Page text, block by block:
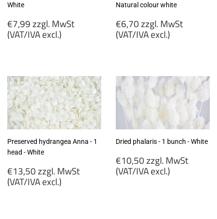
White
Regular
price
€7,99 zzgl. MwSt
(VAT/IVA excl.)
MwSt
(VAT/IVA
excl.)
Natural colour white
Regular
price
€6,70 zzgl. MwSt
(VAT/IVA excl.)
MwSt
(VAT/IVA
excl.)
Preserved hydrangea Anna - 1
head - White
Regular
price
€13,50 zzgl. MwSt
(VAT/IVA excl.)
Dried phalaris - 1 bunch - White
Regular
price
€10,50 zzgl. MwSt
(VAT/IVA excl.)